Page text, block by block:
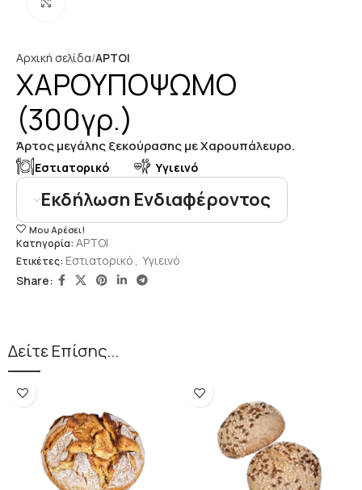
Αρχική σελίδα ΑΡΤΟΙ
ΧΑΡΟΥΠΟΨΩΜΟ
(300γρ.)
Άρτος μεγάλης ξεκούρασης με Χαρουπάλευρο.
Eστιατορικό Υγιεινό
Εκδήλωση Ενδιαφέροντος
Μου Αρέσει!
Κατηγορία: ΑΡΤΟΙ
Ετικέτες: Eστιατορικό , Υγιεινό
Share:
Δείτε Επίσης...